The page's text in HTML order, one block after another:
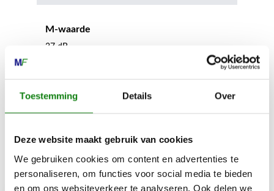
Toestemming Details Over
Deze website maakt gebruik van cookies
We gebruiken cookies om content en advertenties te
personaliseren, om functies voor social media te bieden
en om ons websiteverkeer te analyseren. Ook delen we
M-waarde
37 dB
Inhoud door